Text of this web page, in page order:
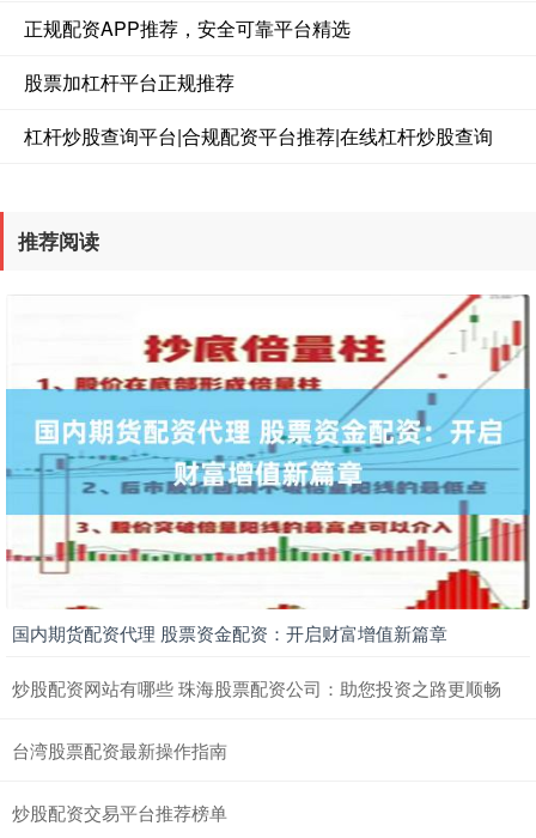
正规配资APP推荐，安全可靠平台精选
股票加杠杆平台正规推荐
杠杆炒股查询平台|合规配资平台推荐|在线杠杆炒股查询
推荐阅读
国内期货配资代理 股票资金配资：开启财富增值新篇章
炒股配资网站有哪些 珠海股票配资公司：助您投资之路更顺畅
台湾股票配资最新操作指南
炒股配资交易平台推荐榜单